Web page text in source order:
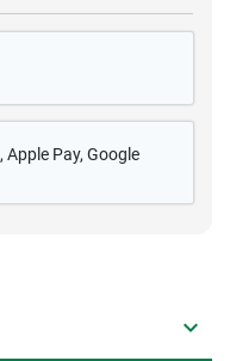
, Apple Pay, Google